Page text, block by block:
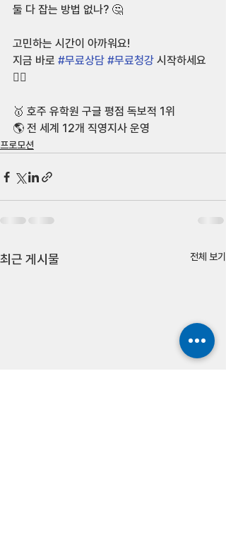
둘 다 잡는 방법 없나? 🤔
고민하는 시간이 아까워요!
지금 바로 #무료상담 #무료청강 시작하세요
🙋‍♀️
🥇 호주 유학원 구글 평점 독보적 1위
🌎 전 세계 12개 직영지사 운영
프로모션
최근 게시물 전체 보기